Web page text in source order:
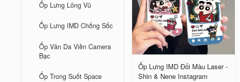
Ốp Lưng Lông Vũ
Ốp Lưng IMD Chống Sốc
Ốp Vân Da Viền Camera
Bạc
Ốp Trong Suốt Space
Ốp Lưng IMD Đổi Màu Laser -
Shin & Nene Instagram